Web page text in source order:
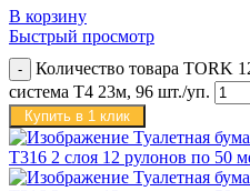
В корзину
Быстрый просмотр
Количество товара TORK
система Т4 23м, 96 шт./уп.
Купить в 1 клик